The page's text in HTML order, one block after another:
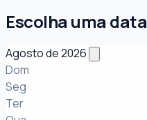
Escolha uma data
Agosto de 2026
Dom
Seg
Ter